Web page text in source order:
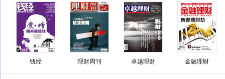
钱经 理财周刊 卓越理财 金融理财